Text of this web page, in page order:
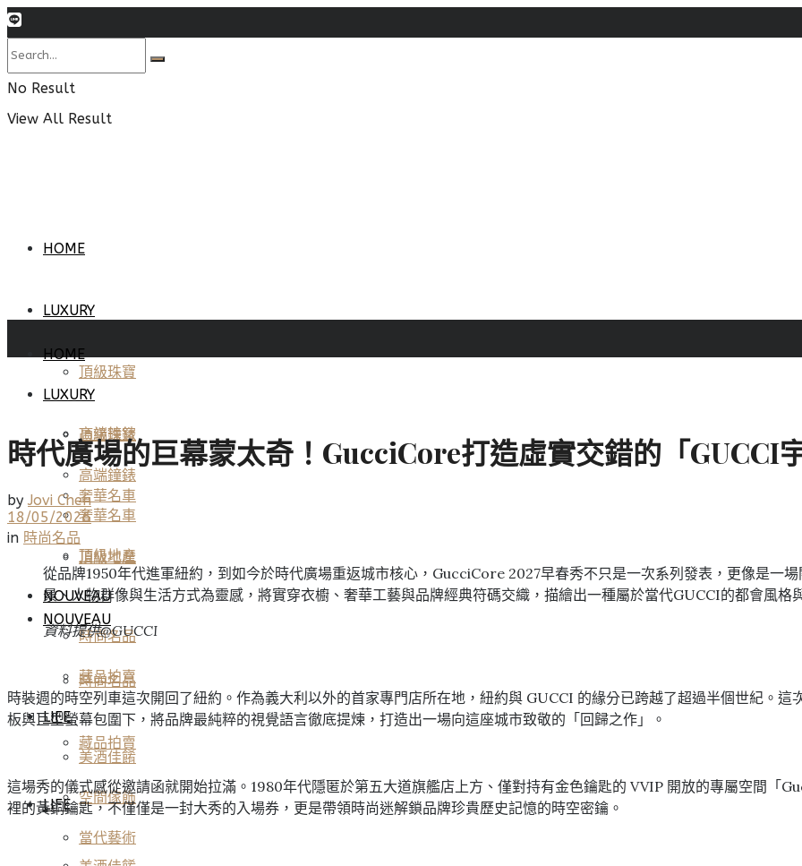
No Result
View All Result
HOME
LUXURY
頂級珠寶
高端鐘錶
奢華名車
頂級地產
NOUVEAU
時尚名品
藏品拍賣
LIFE
HOME
LUXURY
頂級珠寶
高端鐘錶
奢華名車
頂級地產
NOUVEAU
時尚名品
藏品拍賣
LIFE
美酒佳餚
空間傢飾
當代藝術
時代廣場的巨幕蒙太奇！GucciCore打造虛實交錯的「GUCCI
by Jovi Chen
18/05/2026
in 時尚名品
從品牌1950年代進軍紐約，到如今於時代廣場重返城市核心，GucciCore 2027早春秀不只是一次系列發表，更像是一
景、人物群像與生活方式為靈感，將實穿衣櫥、奢華工藝與品牌經典符碼交織，描繪出一種屬於當代GUCCI的都會風格
資料提供@GUCCI
時裝週的時空列車這次開回了紐約。作為義大利以外的首家專門店所在地，紐約與 GUCCI 的緣分已跨越了超過半個世紀。
板與巨型螢幕包圍下，將品牌最純粹的視覺語言徹底提煉，打造出一場向這座城市致敬的「回歸之作」。
這場秀的儀式感從邀請函就開始拉滿。1980年代隱匿於第五大道旗艦店上方、僅對持有金色鑰匙的 VVIP 開放的專屬空間「
裡的黃銅鑰匙，不僅僅是一封大秀的入場券，更是帶領時尚迷解鎖品牌珍貴歷史記憶的時空密鑰。